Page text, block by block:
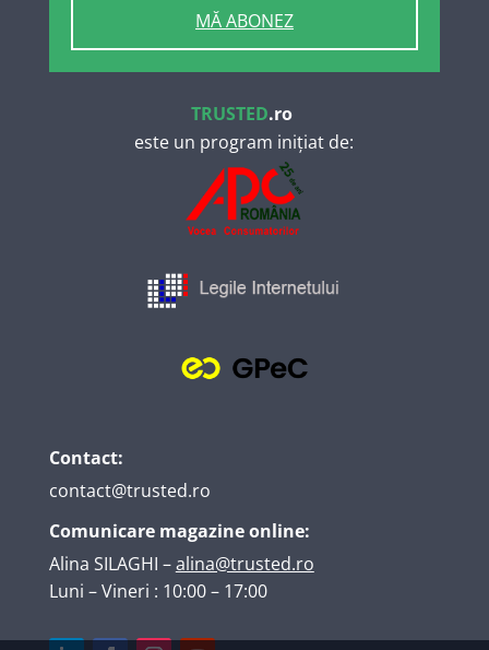
MĂ ABONEZ
TRUSTED.ro
este un program inițiat de:
Contact:
contact@trusted.ro
Comunicare magazine online:
Alina SILAGHI –alina@trusted.ro
Luni – Vineri : 10:00 – 17:00